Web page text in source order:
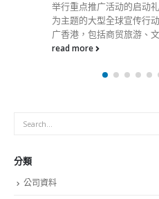
举行重点推广活动的启动
为主题的大型全球宣传行
广香港，包括商贸旅游、
read more
分類
公司資料